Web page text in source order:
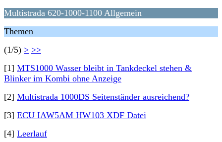
Multistrada 620-1000-1100 Allgemein
Themen
(1/5) > >>
[1] MTS1000 Wasser bleibt in Tankdeckel stehen &
Blinker im Kombi ohne Anzeige
[2] Multistrada 1000DS Seitenständer ausreichend?
[3] ECU IAW5AM HW103 XDF Datei
[4] Leerlauf